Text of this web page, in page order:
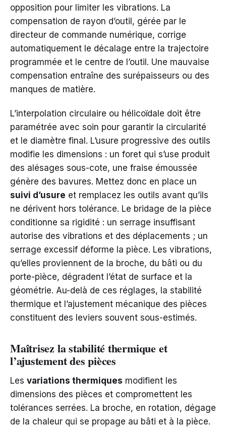
opposition pour limiter les vibrations. La
compensation de rayon d’outil, gérée par le
directeur de commande numérique, corrige
automatiquement le décalage entre la trajectoire
programmée et le centre de l’outil. Une mauvaise
compensation entraîne des surépaisseurs ou des
manques de matière.
L’interpolation circulaire ou hélicoïdale doit être
paramétrée avec soin pour garantir la circularité
et le diamètre final. L’usure progressive des outils
modifie les dimensions : un foret qui s’use produit
des alésages sous-cote, une fraise émoussée
génère des bavures. Mettez donc en place un
suivi d’usure et remplacez les outils avant qu’ils
ne dérivent hors tolérance. Le bridage de la pièce
conditionne sa rigidité : un serrage insuffisant
autorise des vibrations et des déplacements ; un
serrage excessif déforme la pièce. Les vibrations,
qu’elles proviennent de la broche, du bâti ou du
porte-pièce, dégradent l’état de surface et la
géométrie. Au-delà de ces réglages, la stabilité
thermique et l’ajustement mécanique des pièces
constituent des leviers souvent sous-estimés.
Maîtrisez la stabilité thermique et
l’ajustement des pièces
Les variations thermiques modifient les
dimensions des pièces et compromettent les
tolérances serrées. La broche, en rotation, dégage
de la chaleur qui se propage au bâti et à la pièce.